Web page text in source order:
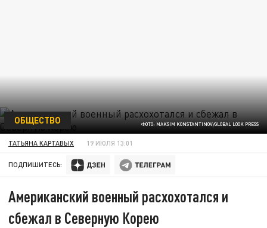
ФОТО: MAKSIM KONSTANTINOV/GLOBAL LOOK PRESS
ОБЩЕСТВО
ТАТЬЯНА КАРТАВЫХ 19 ИЮЛЯ 13:01
ПОДПИШИТЕСЬ:
Американский военный расхохотался и
сбежал в Северную Корею